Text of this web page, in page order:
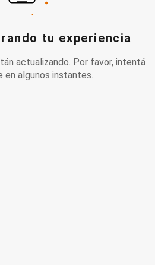
tu experiencia
actualizando. Por favor, intentá
en algunos instantes.